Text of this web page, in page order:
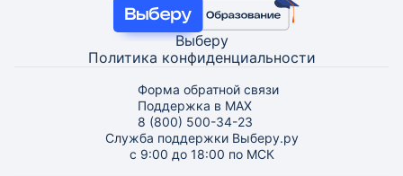
Выберу
Политика конфиденциальности
Форма обратной связи
Поддержка в MAX
8 (800) 500-34-23
Служба поддержки Выберу.ру
с 9:00 до 18:00 по МСК